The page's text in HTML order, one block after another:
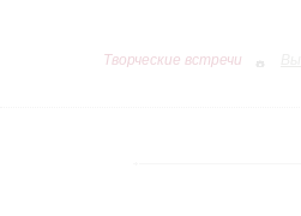
Творческие встречи